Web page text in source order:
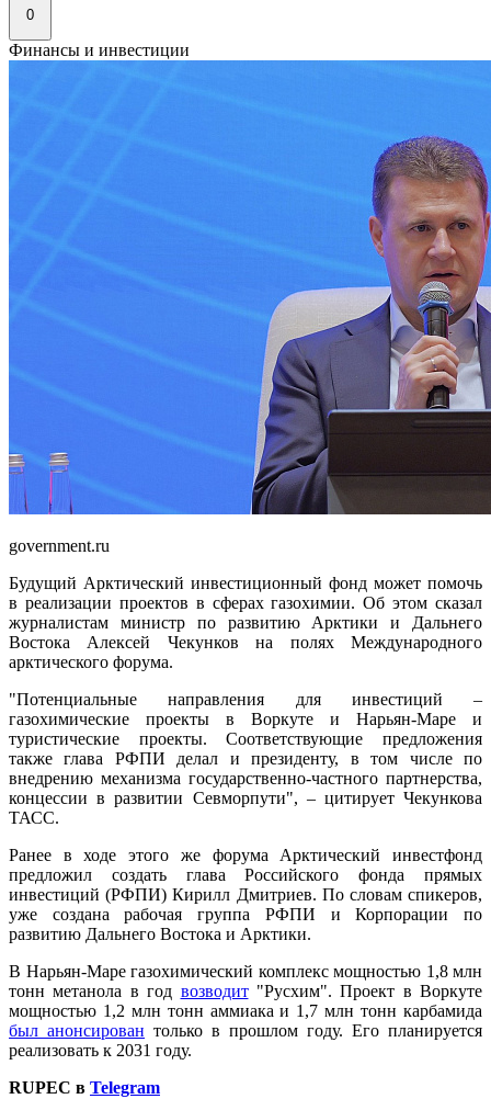
0
government.ru
Будущий Арктический инвестиционный фонд может помочь
в реализации проектов в сферах газохимии. Об этом сказал
журналистам министр по развитию Арктики и Дальнего
Востока Алексей Чекунков на полях Международного
арктического форума.
"Потенциальные направления для инвестиций –
газохимические проекты в Воркуте и Нарьян-Маре и
туристические проекты. Соответствующие предложения
также глава РФПИ делал и президенту, в том числе по
внедрению механизма государственно-частного партнерства,
концессии в развитии Севморпути", – цитирует Чекункова
ТАСС.
Ранее в ходе этого же форума Арктический инвестфонд
предложил создать глава Российского фонда прямых
инвестиций (РФПИ) Кирилл Дмитриев. По словам спикеров,
уже создана рабочая группа РФПИ и Корпорации по
развитию Дальнего Востока и Арктики.
В Нарьян-Маре газохимический комплекс мощностью 1,8 млн
тонн метанола в год возводит"Русхим". Проект в Воркуте
мощностью 1,2 млн тонн аммиака и 1,7 млн тонн карбамида
был анонсирован только в прошлом году. Его планируется
реализовать к 2031 году.
RUPEC в Telegram